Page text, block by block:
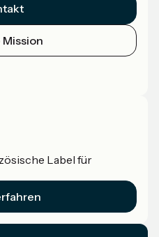
Mission
Label für